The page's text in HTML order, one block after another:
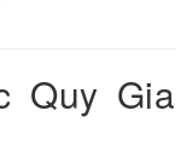
Quy Gia